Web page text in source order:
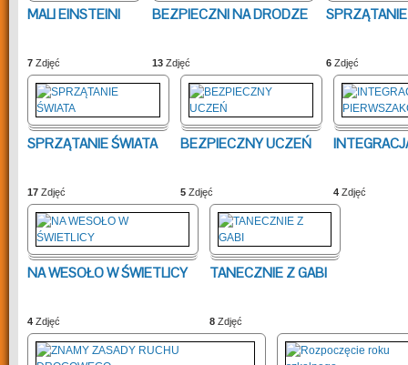
MALI EINSTEINI
7 Zdjęć
BEZPIECZNI NA DRODZE
13 Zdjęć 6 Zdjęć
SPRZĄTANIE ŚWIATA
17 Zdjęć
BEZPIECZNY UCZEŃ
5 Zdjęć 4 Zdjęć
NA WESOŁO W ŚWIETLICY
4 Zdjęć
TANECZNIE Z GABI
8 Zdjęć